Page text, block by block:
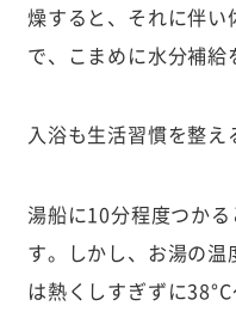
燥すると、それに伴
で、こまめに水分補給
入浴も生活習慣を整え
湯船に10分程度つか
す。しかし、お湯の
は熱くしすぎずに